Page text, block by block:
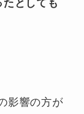
としても
影響の方が